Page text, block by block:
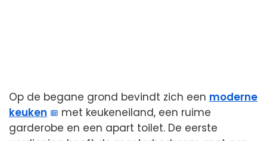
Op de begane grond bevindt zich een moderne
keuken
met keukeneiland, een ruime
garderobe en een apart toilet. De eerste